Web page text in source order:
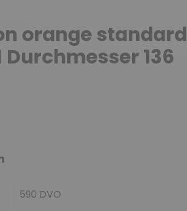
orange standard
Durchmesser 136
590 DVO